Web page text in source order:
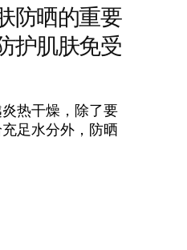
防晒的重要
护肌肤免受
热干燥，除了要
足水分外，防晒